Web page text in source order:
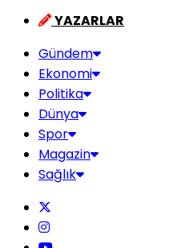
YAZARLAR
Gündem
Ekonomi
Politika
Dünya
Spor
Magazin
Sağlık